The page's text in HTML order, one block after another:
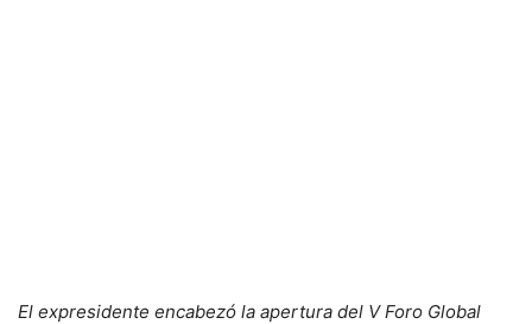
El expresidente encabezó la apertura del V Foro Global